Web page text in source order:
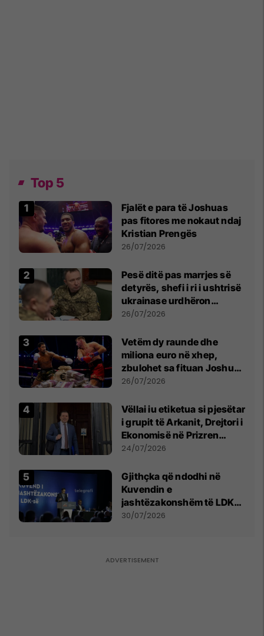
Top 5
Fjalët e para të Joshuas
pas fitores me nokaut ndaj
Kristian Prengës
26/07/2026
Pesë ditë pas marrjes së
detyrës, shefi i ri i ushtrisë
ukrainase urdhëron
kontroll të madh
26/07/2026
Vetëm dy raunde dhe
miliona euro në xhep,
zbulohet sa fituan Joshua
e Prenga
26/07/2026
Vëllai iu etiketua si pjesëtar
i grupit të Arkanit, Drejtori i
Ekonomisë në Prizren
mohon pretendimet
24/07/2026
Gjithçka që ndodhi në
Kuvendin e
jashtëzakonshëm të LDK-
së
30/07/2026